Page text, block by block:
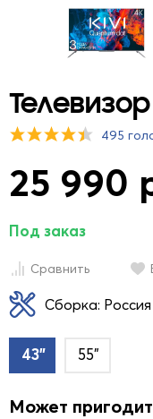
Телевизор
495
25 990
Под заказ
Сравнить
Сборка: Россия
43" 55"
Может